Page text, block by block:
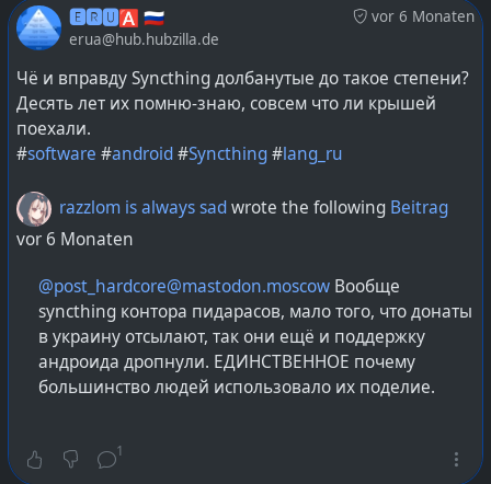
всякие ARM Boards сродни «малинки», «Orange Pi»
роутеров (некоторые на MIPS-процессорах)
есть с кастомными Linux)
игровых консолей вроде Powkiddy, Anbernic,
Retroid, Trimui, Miyoo (тоже часто Linux, а не
Android)
Android или «Аврора»(Sailfish OS)
и потом уже до x86-компьютеров вроде десктопов
vor 6 Monaten
🅴🆁🆄🅰 🇷🇺
erua@hub.hubzilla.de
Чё и вправду Syncthing долбанутые до такое степени?
Десять лет их помню-знаю, совсем что ли крышей
поехали.
#software #android#Syncthing#lang_ru
razzlom is always sadwrote the following Beitrag
vor 6 Monaten
@post_hardcore@mastodon.moscow Вообще
syncthing контора пидарасов, мало того, что донаты
в украину отсылают, так они ещё и поддержку
андроида дропнули. ЕДИНСТВЕННОЕ почему
большинство людей использовало их поделие.
1